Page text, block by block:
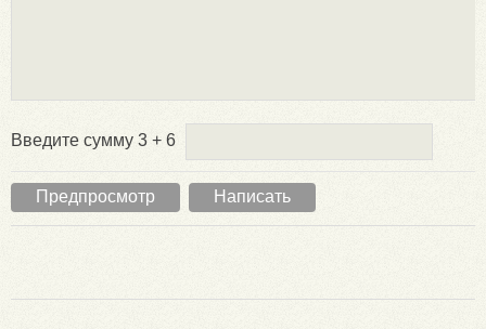
Введите сумму 3 + 6